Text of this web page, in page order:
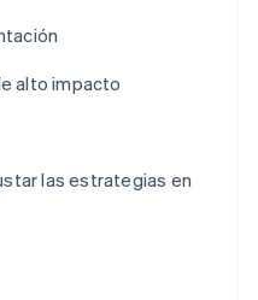
alto impacto
las estrategias en